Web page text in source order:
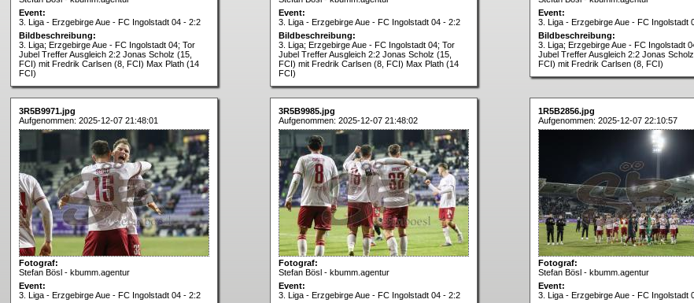
Event:
3. Liga - Erzgebirge Aue - FC Ingolstadt 04 - 2:2
Bildbeschreibung:
3. Liga; Erzgebirge Aue - FC Ingolstadt 04; Tor
Jubel Treffer Ausgleich 2:2 Jonas Scholz (15,
FCI) mit Fredrik Carlsen (8, FCI) Max Plath (14
FCI)
Event:
3. Liga - Erzgebirge Aue - FC Ingolstadt 04 - 2:2
Bildbeschreibung:
3. Liga; Erzgebirge Aue - FC Ingolstadt 04; Tor
Jubel Treffer Ausgleich 2:2 Jonas Scholz (15,
FCI) mit Fredrik Carlsen (8, FCI) Max Plath (14
FCI)
Event:
3. Liga - Erzgebirge Aue - FC Ingolstadt
Bildbeschreibung:
3. Liga; Erzgebirge Aue - FC Ingolstadt
Jubel Treffer Ausgleich 2:2 Jonas Scholz
FCI) mit Fredrik Carlsen (8, FCI)
3R5B9971.jpg
Aufgenommen: 2025-12-07 21:48:01
Fotograf:
Stefan Bösl - kbumm.agentur
Event:
3. Liga - Erzgebirge Aue - FC Ingolstadt 04 - 2:2
3R5B9985.jpg
Aufgenommen: 2025-12-07 21:48:02
Fotograf:
Stefan Bösl - kbumm.agentur
Event:
3. Liga - Erzgebirge Aue - FC Ingolstadt 04 - 2:2
1R5B2856.jpg
Aufgenommen: 2025-12-07 22:10:57
Fotograf:
Stefan Bösl - kbumm.agentur
Event:
3. Liga - Erzgebirge Aue - FC Ingolstadt